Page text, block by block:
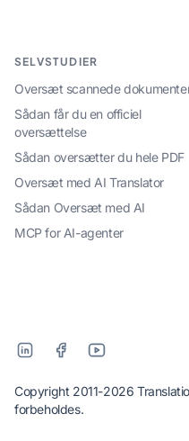
SELVSTUDIER
Oversæt scannede
Sådan får du en officiel
oversættelse
Sådan oversætter du hele PDF
Oversæt med AI Translator
Sådan Oversæt med AI
MCP for AI-agenter
Copyright 2011-2026
forbeholdes.